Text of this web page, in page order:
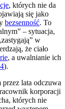
, których nie da
się jako
bezsenność. To
– sytuacja,
w
że ciało
, a uwalnianie ich
).
lata odczuwa
korporacji
których nie